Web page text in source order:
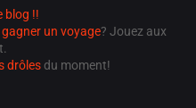
blog !!
gagner un voyage? Jouez aux
drôles du moment!